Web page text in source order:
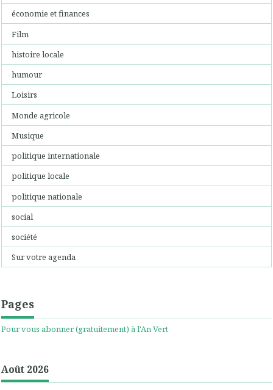
économie et finances
Film
histoire locale
humour
Loisirs
Monde agricole
Musique
politique internationale
politique locale
politique nationale
social
société
Sur votre agenda
Pages
Pour vous abonner (gratuitement) à l'An Vert
Août 2026